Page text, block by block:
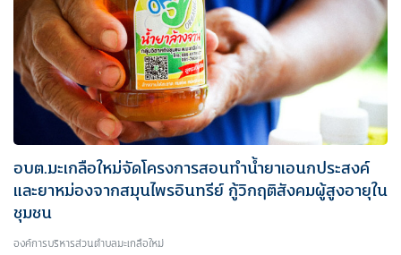
อบต.มะเกลือใหม่จัดโครงการสอนทำน้ำยาเอนกประสงค์
และยาหม่องจากสมุนไพรอินทรีย์ กู้วิกฤติสังคมผู้สูงอายุใน
ชุมชน
องค์การบริหารส่วนตําบลมะเกลือใหม่